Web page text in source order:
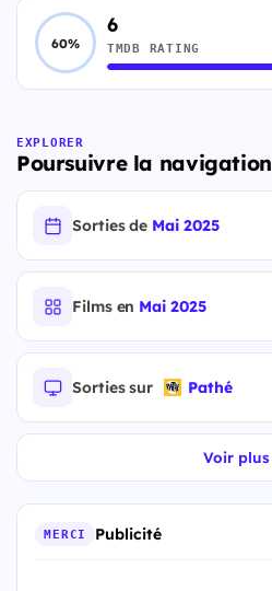
60%
6
TMDB RATING
EXPLORER
Poursuivre la navigation
Sorties de Mai 2025
Films en Mai 2025
Sorties sur Pathé
Voir plus
MERCI Publicité